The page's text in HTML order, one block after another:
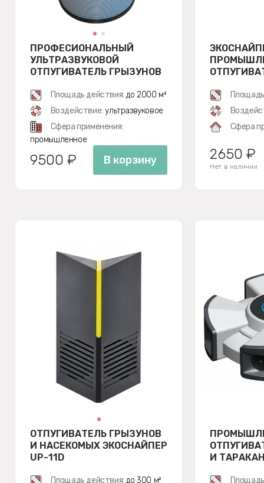
ПРОФЕСИОНАЛЬНЫЙ
УЛЬТРАЗВУКОВОЙ
ОТПУГИВАТЕЛЬ ГРЫЗУНОВ
Площадь действия: до 2000 м²
Воздействие: ультразвуковое
Сфера применения:
промышленное
9500 ₽ В корзину
Сфера
2650 ₽
Нет в наличии
ОТПУГИВАТЕЛЬ ГРЫЗУНОВ
И НАСЕКОМЫХ ЭКОСНАЙПЕР
UP-11D
Площадь действия: до 300 м²
И